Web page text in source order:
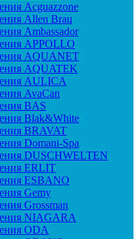
Acguazzone
Allen Brau
Ambassador
APPOLLO
AQUANET
AQUATEK
AULICA
AvaCan
BAS
Blak&White
BRAVAT
Domani-Spa
DUSCHWELTEN
ERLIT
ESBANO
Gemy
Grossman
NIAGARA
ODA